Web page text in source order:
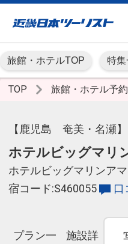
旅館・ホテルTOP 特集
TOP 旅館・ホテル予
【鹿児島 奄美・名瀬】
ホテルビッグマリ
ホテルビッグマリンアマ
宿コード:S460055
口
プラン一
施設詳